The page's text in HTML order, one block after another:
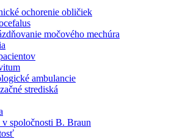
ochorenie obličiek
močového mechúra
ambulancie
strediská
v spoločnosti B. Braun